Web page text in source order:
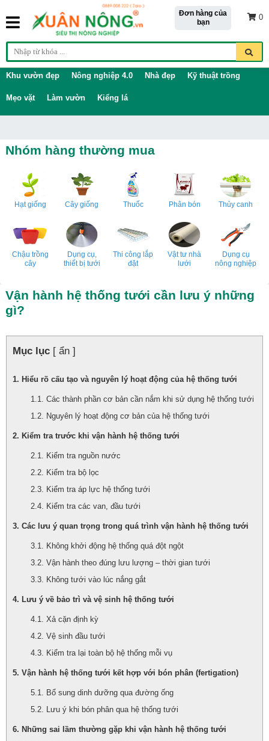
Đơn hàng của
bạn
0
Khu vườn đẹp Nông nghiệp 4.0 Nhà đẹp Kỹ thuật trồng
Mẹo vặt Làm vườn Kiểng lá
Nhóm hàng thường mua
Hạt giống Cây giống Thuốc Phân bón Thủy canh
Chậu trồng
cây
Dụng cụ,
thiết bị tưới
Thi công lắp
đặt
Vật tư nhà
lưới
Dụng cụ
nông nghiệp
Vận hành hệ thống tưới cần lưu ý những
gì?
Mục lục [ ẩn ]
Hiểu rõ cấu tạo và nguyên lý hoạt động của hệ thống tưới
Các thành phần cơ bản cần nắm khi sử dụng hệ thống tưới
Nguyên lý hoạt động cơ bản của hệ thống tưới
Kiểm tra trước khi vận hành hệ thống tưới
Kiểm tra nguồn nước
Kiểm tra bộ lọc
Kiểm tra áp lực hệ thống tưới
Kiểm tra các van, đầu tưới
Các lưu ý quan trọng trong quá trình vận hành hệ thống tưới
Không khởi động hệ thống quá đột ngột
Vận hành theo đúng lưu lượng – thời gian tưới
Không tưới vào lúc nắng gắt
Lưu ý về bảo trì và vệ sinh hệ thống tưới
Xả cặn định kỳ
Vệ sinh đầu tưới
Kiểm tra lại toàn bộ hệ thống mỗi vụ
Vận hành hệ thống tưới kết hợp với bón phân (fertigation)
Bổ sung dinh dưỡng qua đường ống
Lưu ý khi bón phân qua hệ thống tưới
Những sai lầm thường gặp khi vận hành hệ thống tưới